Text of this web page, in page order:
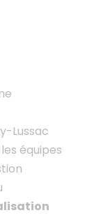
Lussac
équipes